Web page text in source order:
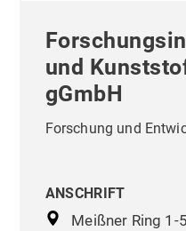
und
gGmbH
Forschung und
ANSCHRIFT
Meißner Ring 1-